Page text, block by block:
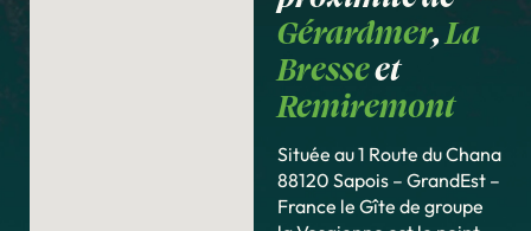
Gérardmer, La
Bresseet
Remiremont
Située au 1 Route du Chana
88120 Sapois – GrandEst –
France le Gîte de groupe